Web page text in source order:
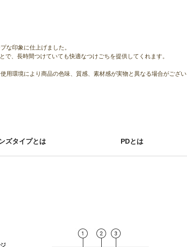
な印象に仕上げました。
、長時間つけていても快適なつけごちを提供してくれます。
用環境により商品の色味、質感、素材感が実物と異なる場合がござい
ズタイプとは PDとは
薄型非球面レンズ